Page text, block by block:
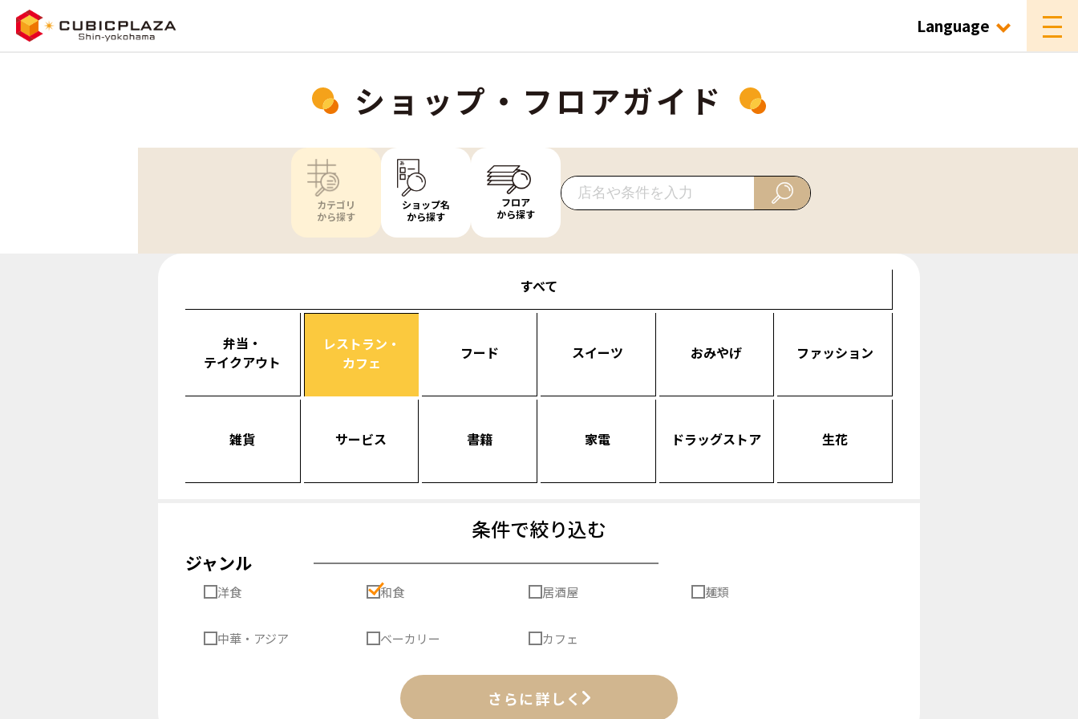
Language
ショップ・フロアガイド
カテゴリ
から探す
ショップ名
から探す
フロア
から探す
すべて
弁当・
テイクアウト
レストラン・
カフェ
フード スイーツ おみやげ ファッション
雑貨 サービス 書籍 家電 ドラッグストア 生花
条件で絞り込む
ジャンル
洋食 和食 居酒屋 麺類
中華・アジア ベーカリー カフェ
さらに詳しく